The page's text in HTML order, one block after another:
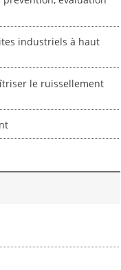
industriels à haut
le ruissellement